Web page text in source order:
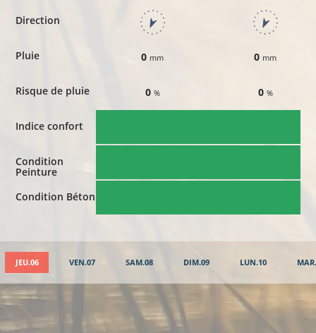
Direction
Pluie
Risque de pluie
Indice confort
Condition
Peinture
Condition Béton
0 mm
0 %
0 mm
0 %
JEU.06 VEN.07 SAM.08 DIM.09 LUN.10